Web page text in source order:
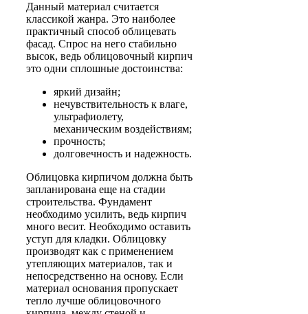
Данный материал считается
классикой жанра. Это наиболее
практичный способ облицевать
фасад. Спрос на него стабильно
высок, ведь облицовочный кирпич
это одни сплошные достоинства:
яркий дизайн;
нечувствительность к влаге,
ультрафиолету,
механическим воздействиям;
прочность;
долговечность и надежность.
Облицовка кирпичом должна быть
запланирована еще на стадии
строительства. Фундамент
необходимо усилить, ведь кирпич
много весит. Необходимо оставить
уступ для кладки. Облицовку
производят как с применением
утепляющих материалов, так и
непосредственно на основу. Если
материал основания пропускает
тепло лучше облицовочного